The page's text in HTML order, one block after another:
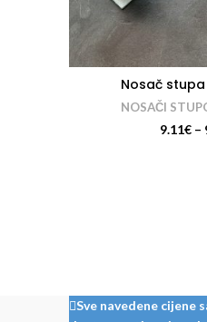
Nosač stupa
NOSAČI
9.11€–
Sve navedene